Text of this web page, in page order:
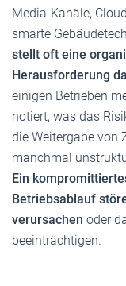
Media-Kanäle,
smarte
stellt oft eine
Herausforderung
einigen Betrieben
notiert, was das
die Weitergabe von
manchmal
Ein
Betriebsablauf
verursachen oder
beeinträchtigen.